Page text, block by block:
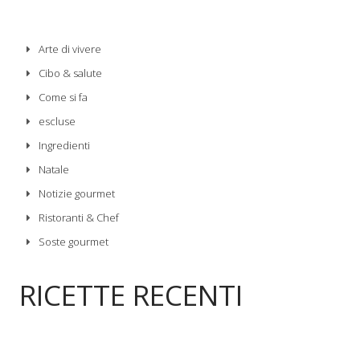
Arte di vivere
Cibo & salute
Come si fa
escluse
Ingredienti
Natale
Notizie gourmet
Ristoranti & Chef
Soste gourmet
RICETTE RECENTI